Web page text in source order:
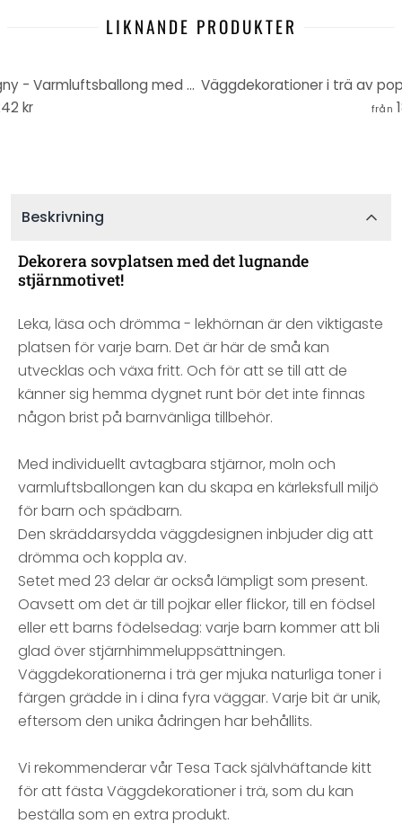
LIKNANDE PRODUKTER
Väggdekorationer i trä mahogny - Varmluftsballong med stjärnor
kr
från
Beskrivning
Dekorera sovplatsen med det lugnande
stjärnmotivet!
Leka, läsa och drömma - lekhörnan är den viktigaste
platsen för varje barn. Det är här de små kan
utvecklas och växa fritt. Och för att se till att de
känner sig hemma dygnet runt bör det inte finnas
någon brist på barnvänliga tillbehör.
Med individuellt avtagbara stjärnor, moln och
varmluftsballongen kan du skapa en kärleksfull miljö
för barn och spädbarn.
Den skräddarsydda väggdesignen inbjuder dig att
drömma och koppla av.
Setet med 23 delar är också lämpligt som present.
Oavsett om det är till pojkar eller flickor, till en födsel
eller ett barns födelsedag: varje barn kommer att bli
glad över stjärnhimmeluppsättningen.
Väggdekorationerna i trä ger mjuka naturliga toner i
färgen grädde in i dina fyra väggar. Varje bit är unik,
eftersom den unika ådringen har behållits.
Vi rekommenderar vår Tesa Tack självhäftande kitt
för att fästa Väggdekorationer i trä, som du kan
beställa som en extra produkt.